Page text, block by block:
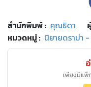
สำนักพิมพ์: คุณธิดา
หมวดหมู่: นิยายดราม่า
เพียงมีแพ็